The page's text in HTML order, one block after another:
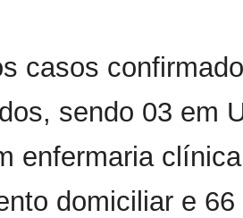
casos
sendo 03 em
enfermaria
domiciliar e